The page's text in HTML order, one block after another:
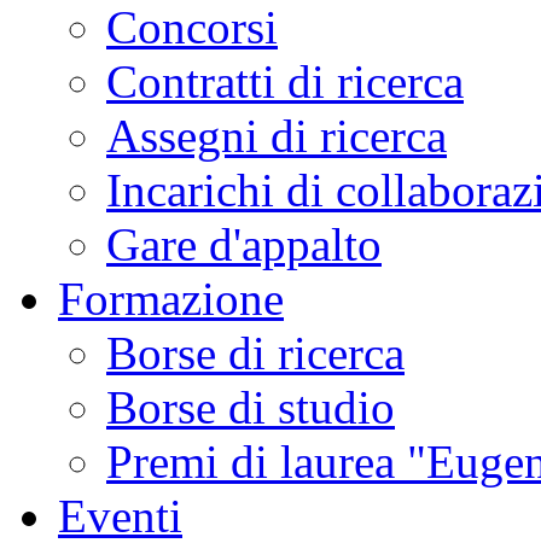
Concorsi
Contratti di ricerca
Assegni di ricerca
Incarichi di
Gare d'appalto
Formazione
Borse di ricerca
Borse di studio
Premi di laurea
Eventi